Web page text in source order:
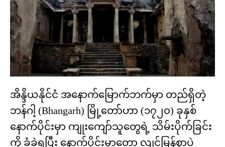
အိန္ဒိယနိုင်ငံ အနောက်မြောက်ဘက်မှာ တည်ရှိတဲ့
ဘန်ဂါ့ (Bhangarh) မြို့တော်ဟာ (၁၇၂၀) ခုနှစ်
နောက်ပိုင်းမှာ ကျုးကျော်သူတွေရဲ့ သိမ်းပိုက်ခြင်း
ကို ခံခဲ့ရပြီး နောက်ပိုင်းမှာတော့ လျင်မြန်စွာပဲ